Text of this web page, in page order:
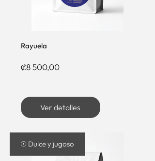
Rayuela
₡8 500,00Precio
Ver detalles
☉ Dulce y jugoso